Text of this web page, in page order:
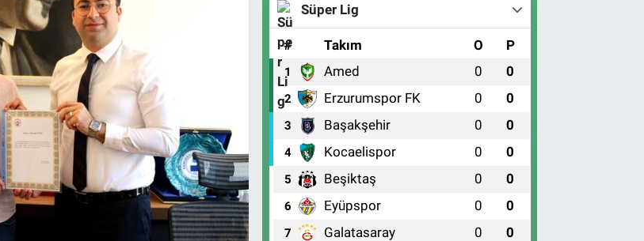
Süper Lig
# Takım O P
1 Amed 0 0
2 Erzurumspor FK 0 0
3 Başakşehir 0 0
4 Kocaelispor 0 0
5 Beşiktaş 0 0
6 Eyüpspor 0 0
7 Galatasaray 0 0